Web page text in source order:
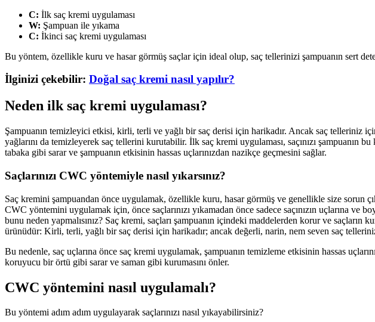
C: İlk saç kremi uygulaması
W: Şampuan ile yıkama
C: İkinci saç kremi uygulaması
Bu yöntem, özellikle kuru ve hasar görmüş saçlar için ideal olup, saç tellerinizi şampuanın sert
İlginizi çekebilir: Doğal saç kremi nasıl yapılır?
Neden ilk saç kremi uygulaması?
Şampuanın temizleyici etkisi, kirli, terli ve yağlı bir saç derisi için harikadır. Ancak saç telleriniz
yağlarını da temizleyerek saç tellerini kurutabilir. İlk saç kremi uygulaması, saçınızı şampuanın
tabaka gibi sarar ve şampuanın etkisinin hassas uçlarınızdan nazikçe geçmesini sağlar.
Saçlarınızı CWC yöntemiyle nasıl yıkarsınız?
Saç kremini şampuandan önce uygulamak, özellikle kuru, hasar görmüş ve genellikle size sorun
CWC yöntemini uygulamak için, önce saçlarınızı yıkamadan önce sadece saçınızın uçlarına ve
bunu neden yapmalısınız? Saç kremi, saçları şampuanın içindeki maddelerden korur ve saçların
ürünüdür: Kirli, terli, yağlı bir saç derisi için harikadır; ancak değerli, narin, nem seven saç
Bu nedenle, saç uçlarına önce saç kremi uygulamak, şampuanın temizleme etkisinin hassas
koruyucu bir örtü gibi sarar ve saman gibi kurumasını önler.
CWC yöntemini nasıl uygulamalı?
Bu yöntemi adım adım uygulayarak saçlarınızı nasıl yıkayabilirsiniz?